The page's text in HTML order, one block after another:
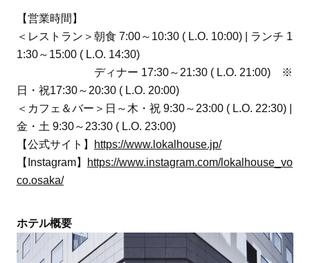
【営業時間】
＜レストラン＞朝食 7:00～10:30 ( L.O. 10:00) | ランチ 1
1:30～15:00 ( L.O. 14:30)
ディナー 17:30～21:30 ( L.O. 21:00) ※
日・祝17:30～20:30 ( L.O. 20:00)
＜カフェ＆バー＞日～木・祝 9:30～23:00 ( L.O. 22:30) |
金・土 9:30～23:30 ( L.O. 23:00)
【公式サイト】
https://www.lokalhouse.jp/
【Instagram】
https://www.instagram.com/lokalhouse_vo
co.osaka/
ホテル概要